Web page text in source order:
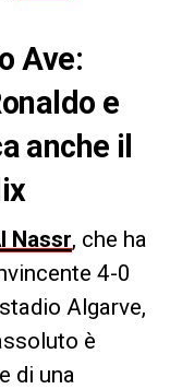
Ave:
e
anche il
Nassr, che ha
4-0
Algarve,
è
di una